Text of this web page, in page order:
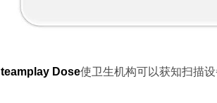
teamplay Dose使卫生机构可以获知扫描